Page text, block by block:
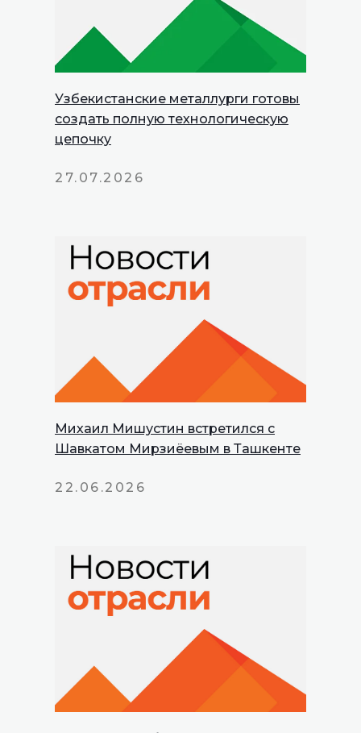
Узбекистанские металлурги готовы
создать полную технологическую
цепочку
27.07.2026
Михаил Мишустин встретился с
Шавкатом Мирзиёевым в Ташкенте
22.06.2026